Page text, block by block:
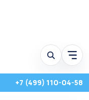
+7 (499) 110-04-58